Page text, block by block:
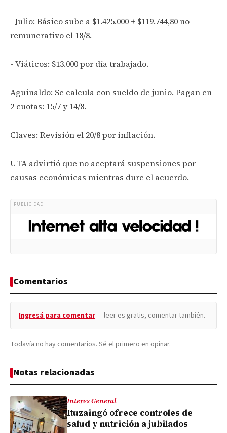
- Julio: Básico sube a $1.425.000 + $119.744,80 no
remunerativo el 18/8.
- Viáticos: $13.000 por día trabajado.
Aguinaldo: Se calcula con sueldo de junio. Pagan en
2 cuotas: 15/7 y 14/8.
Claves: Revisión el 20/8 por inflación.
UTA advirtió que no aceptará suspensiones por
causas económicas mientras dure el acuerdo.
PUBLICIDAD
Comentarios
Ingresá para comentar— leer es gratis, comentar también.
Todavía no hay comentarios. Sé el primero en opinar.
Notas relacionadas
Interes General
Ituzaingó ofrece controles de
salud y nutrición a jubilados